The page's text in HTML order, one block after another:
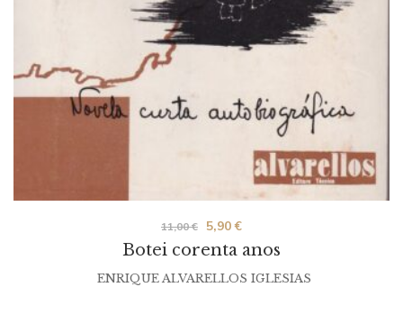
Botei corenta anos
11,00€
O
prezo
orixinal
5,90€O
prezo
actual
ENRIQUE ALVARELLOS IGLESIAS